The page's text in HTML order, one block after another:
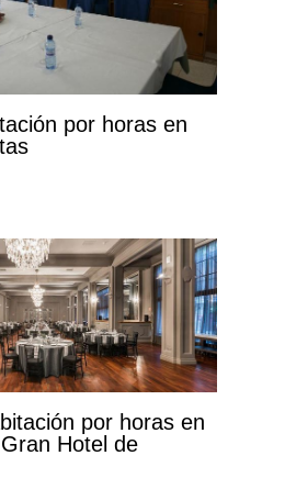
por horas en
por horas en
Hotel de